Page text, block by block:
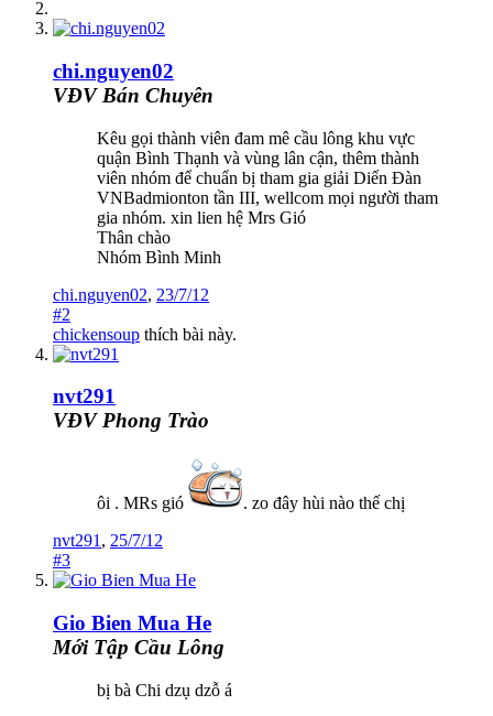
chi.nguyen02
VĐV Bán Chuyên
Kêu gọi thành viên đam mê cầu lông khu vực
quận Bình Thạnh và vùng lân cận, thêm thành
viên nhóm để chuẩn bị tham gia giải Diển Đàn
VNBadmionton tần III, wellcom mọi người tham
gia nhóm. xin lien hệ Mrs Gió
Thân chào
Nhóm Bình Minh
chi.nguyen02, 23/7/12
#2
chickensoup thích bài này.
nvt291
VĐV Phong Trào
ôi . MRs gió
. zo đây hùi nào thế chị
nvt291 , 25/7/12
#3
Gio Bien Mua He
Mới Tập Cầu Lông
bị bà Chi dzụ dzỗ á